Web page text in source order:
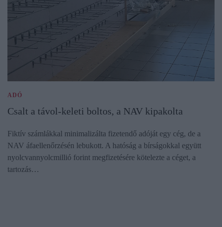
ADÓ
Csalt a távol-keleti boltos, a NAV kipakolta
Fiktív számlákkal minimalizálta fizetendő adóját egy cég, de a
NAV áfaellenőrzésén lebukott. A hatóság a bírságokkal együtt
nyolcvannyolcmillió forint megfizetésére kötelezte a céget, a
tartozás…